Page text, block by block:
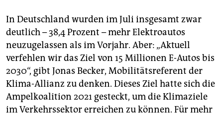
In Deutschland wurden im Juli insgesamt zwar
deutlich – 38,4 Prozent – mehr Elektroautos
neuzugelassen als im Vorjahr. Aber: „Aktuell
verfehlen wir das Ziel von 15 Millionen E-Autos bis
2030“, gibt Jonas Becker, Mobilitätsreferent der
Klima-Allianz zu denken. Dieses Ziel hatte sich die
Ampelkoalition 2021 gesteckt, um die Klimaziele
im Verkehrssektor erreichen zu können. Für mehr